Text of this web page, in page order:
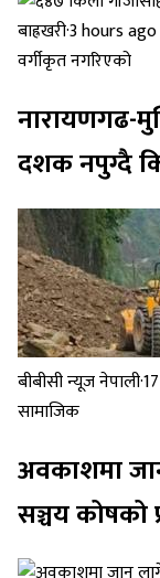
बाह्रखरी·3 hours ago
वर्गीकृत नगरिएको
नारायणगढ-
दशक नपुग्दै
बीबीसी न्यूज नेपाली·
सामाजिक
अवकाशमा
सञ्चय कोषको